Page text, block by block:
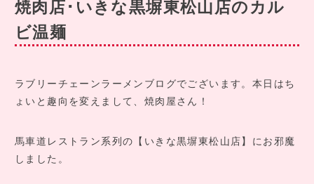
求人情報2
product
商品紹介
BLOG
会社情報
CONTACT
焼肉店･いきな黒塀東松山店のカル
ビ温麺
ラブリーチェーンラーメンブログでございます。本日はち
ょいと趣向を変えまして、焼肉屋さん！
馬車道レストラン系列の【いきな黒塀東松山店】にお邪魔
しました。